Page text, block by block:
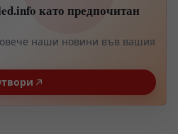
като предпочитан
наши новини във вашия